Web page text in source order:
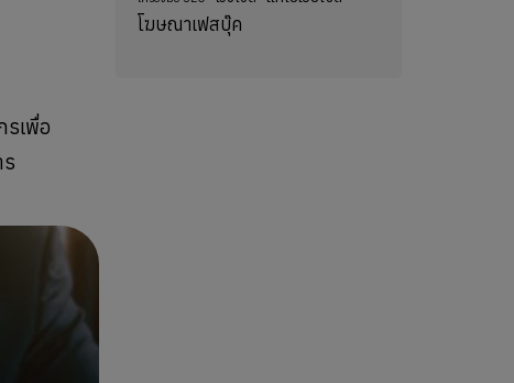
เพื่อ
โฆษณาเฟสบุ๊ค